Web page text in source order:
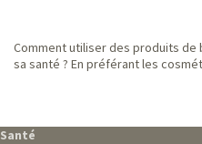
Comment utiliser des produits de
sa santé ? En préférant les
Santé